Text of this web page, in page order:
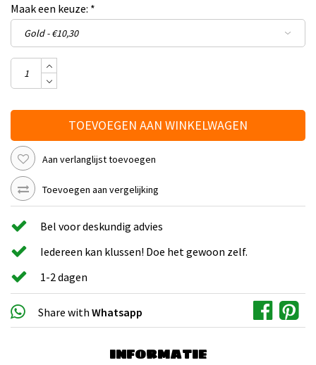
Maak een keuze: *
TOEVOEGEN AAN WINKELWAGEN
Aan verlanglijst toevoegen
Toevoegen aan vergelijking
Bel voor deskundig advies
Iedereen kan klussen! Doe het gewoon zelf.
1-2 dagen
Share with Whatsapp
INFORMATIE